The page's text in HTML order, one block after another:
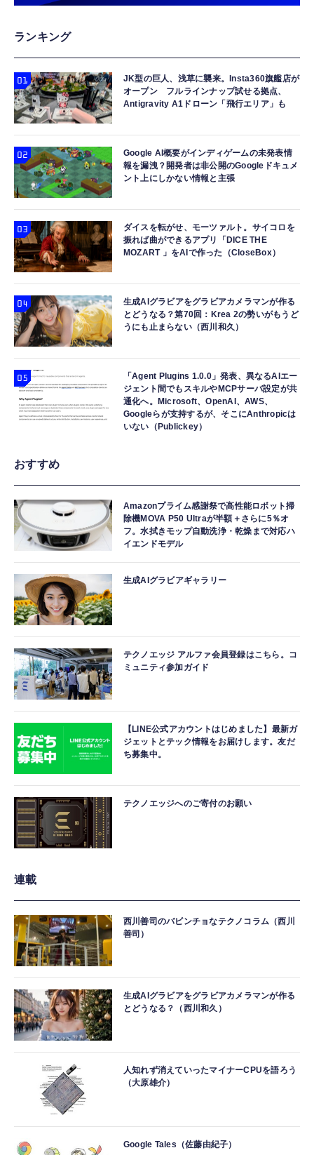
ランキング
JK型の巨人、浅草に襲来。Insta360旗艦店が
オープン フルラインナップ試せる拠点、
Antigravity A1ドローン「飛行エリア」も
Google AI概要がインディゲームの未発表情
報を漏洩？開発者は非公開のGoogleドキュメ
ント上にしかない情報と主張
ダイスを転がせ、モーツァルト。サイコロを
振れば曲ができるアプリ「DICE THE
MOZART 」をAIで作った（CloseBox）
生成AIグラビアをグラビアカメラマンが作る
とどうなる？第70回：Krea 2の勢いがもうど
うにも止まらない（西川和久）
「Agent Plugins 1.0.0」発表、異なるAIエー
ジェント間でもスキルやMCPサーバ設定が共
通化へ。Microsoft、OpenAI、AWS、
Googleらが支持するが、そこにAnthropicは
いない（Publickey）
おすすめ
Amazonプライム感謝祭で高性能ロボット掃
除機MOVA P50 Ultraが半額＋さらに5％オ
フ。水拭きモップ自動洗浄・乾燥まで対応ハ
イエンドモデル
生成AIグラビアギャラリー
テクノエッジ アルファ会員登録はこちら。コ
ミュニティ参加ガイド
【LINE公式アカウントはじめました】最新ガ
ジェットとテック情報をお届けします。友だ
ち募集中。
テクノエッジへのご寄付のお願い
連載
西川善司のバビンチョなテクノコラム（西川
善司）
生成AIグラビアをグラビアカメラマンが作る
とどうなる？（西川和久）
人知れず消えていったマイナーCPUを語ろう
（大原雄介）
Google Tales（佐藤由紀子）